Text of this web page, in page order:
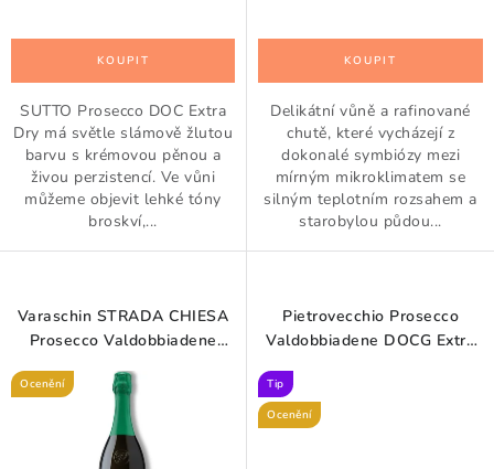
SUTTO Prosecco DOC Extra
Dry má světle slámově žlutou
barvu s krémovou pěnou a
živou perzistencí. Ve vůni
můžeme objevit lehké tóny
broskví,...
Delikátní vůně a rafinované
chutě, které vycházejí z
dokonalé symbiózy mezi
mírným mikroklimatem se
silným teplotním rozsahem a
starobylou půdou...
Varaschin STRADA CHIESA
Prosecco Valdobbiadene
0,75 l
Ocenění
Pietrovecchio Prosecco
Valdobbiadene DOCG Extra
Tip
Ocenění